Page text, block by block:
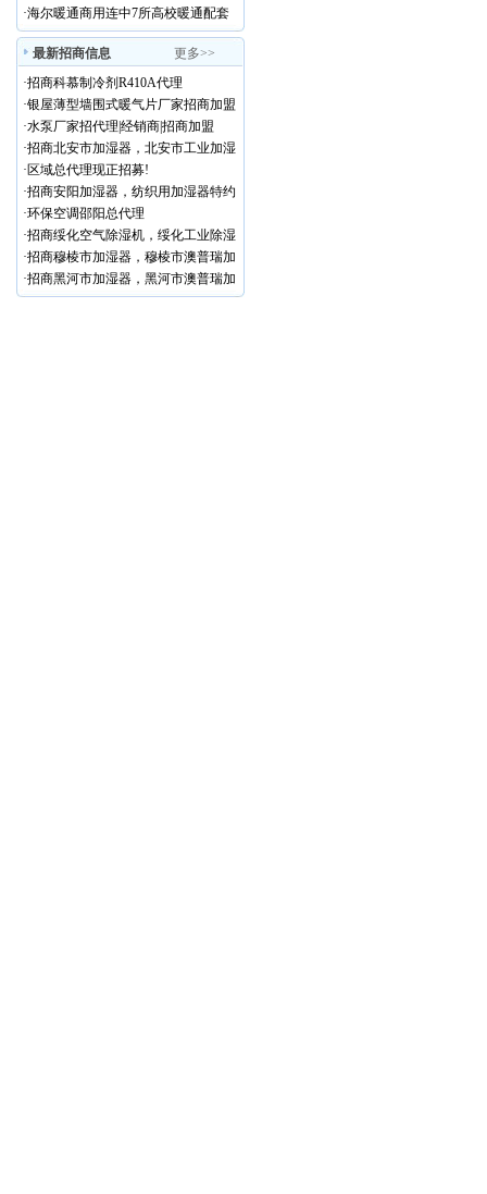
风冷热泵机组公开招标
·海尔暖通商用连中7所高校暖通配套
项目
最新招商信息
更多>>
·招商科慕制冷剂R410A代理
·银屋薄型墙围式暖气片厂家招商加盟
火热进行中
·水泵厂家招代理|经销商|招商加盟
·招商北安市加湿器，北安市工业加湿
器 北安市澳普瑞加湿器代理
· 区域总代理现正招募!
·招商安阳加湿器，纺织用加湿器特约
经销商！
·环保空调邵阳总代理
·招商绥化空气除湿机，绥化工业除湿
器
·招商穆棱市加湿器，穆棱市澳普瑞加
湿器代理！
·招商黑河市加湿器，黑河市澳普瑞加
湿器代理